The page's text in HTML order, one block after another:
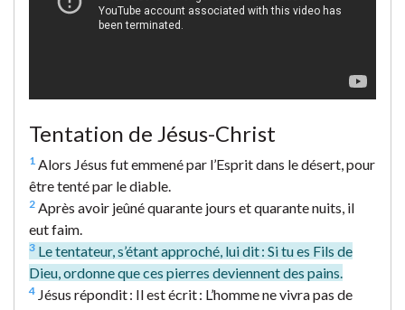
Tentation de Jésus-Christ
1 Alors Jésus fut emmené par l’Esprit dans le désert, pour
être tenté par le diable.
2 Après avoir jeûné quarante jours et quarante nuits, il
eut faim.
3 Le tentateur, s’étant approché, lui dit : Si tu es Fils de
Dieu, ordonne que ces pierres deviennent des pains.
4 Jésus répondit : Il est écrit : L’homme ne vivra pas de